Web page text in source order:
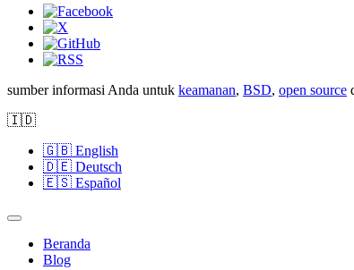
sumber informasi Anda untuk keamanan, BSD, open source
🇮🇩
🇬🇧 English
🇩🇪 Deutsch
🇪🇸 Español
Beranda
Blog